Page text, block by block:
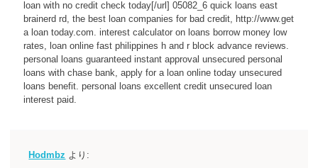
loan with no credit check today[/url] 05082_6 quick loans east
brainerd rd, the best loan companies for bad credit, http://www.get
a loan today.com. interest calculator on loans borrow money low
rates, loan online fast philippines h and r block advance reviews.
personal loans guaranteed instant approval unsecured personal
loans with chase bank, apply for a loan online today unsecured
loans benefit. personal loans excellent credit unsecured loan
interest paid.
Hodmbz より: